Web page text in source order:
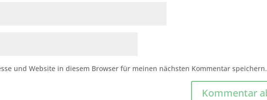
und Website in diesem Browser für meinen nächsten Kommentar speichern.